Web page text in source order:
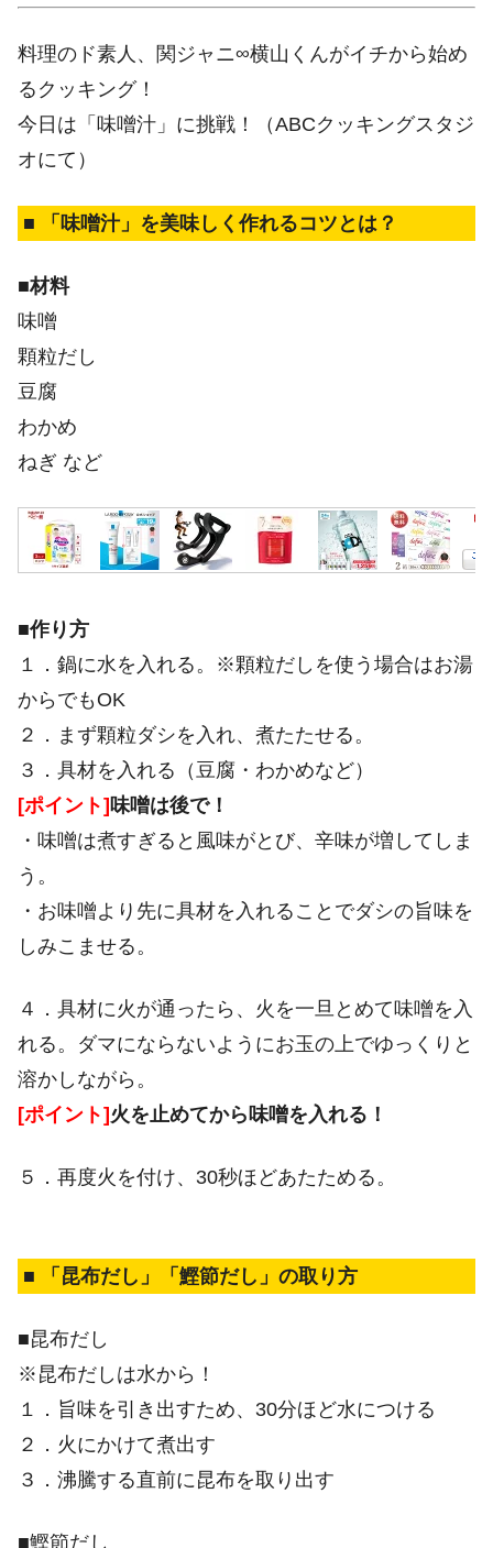
料理のド素人、関ジャニ∞横山くんがイチから始め
るクッキング！
今日は「味噌汁」に挑戦！（ABCクッキングスタジ
オにて）
■ 「味噌汁」を美味しく作れるコツとは？
■材料
味噌
顆粒だし
豆腐
わかめ
ねぎ など
■作り方
１．鍋に水を入れる。※顆粒だしを使う場合はお湯
からでもOK
２．まず顆粒ダシを入れ、煮たたせる。
３．具材を入れる（豆腐・わかめなど）
[ポイント]味噌は後で！
・味噌は煮すぎると風味がとび、辛味が増してしま
う。
・お味噌より先に具材を入れることでダシの旨味を
しみこませる。
４．具材に火が通ったら、火を一旦とめて味噌を入
れる。ダマにならないようにお玉の上でゆっくりと
溶かしながら。
[ポイント] 火を止めてから味噌を入れる！
５．再度火を付け、30秒ほどあたためる。
■ 「昆布だし」「鰹節だし」の取り方
■昆布だし
※昆布だしは水から！
１．旨味を引き出すため、30分ほど水につける
２．火にかけて煮出す
３．沸騰する直前に昆布を取り出す
■鰹節だし